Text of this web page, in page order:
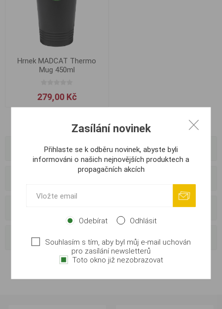
Hrnek MADCAT Thermo
Mug 450ml
279,00 Kč
Kategorie
Oblíbené tagy
Zasílání novinek
Přihlaste se k odběru novinek, abyste byli
informováni o našich nejnovějších produktech a
propagačních akcích
Odebírat Odhlásit
Souhlasím s tím, aby byl můj e-mail uchován
pro zasílání newsletterů
Toto okno již nezobrazovat